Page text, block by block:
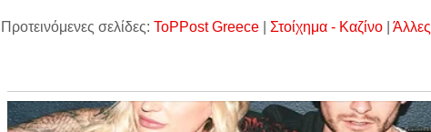
Προτεινόμενες σελίδες: ToPPost Greece Στοίχημα - Καζίνο Άλλες